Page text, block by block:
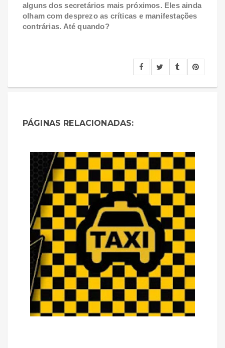
alguns dos secretários mais próximos. Eles ainda
olham com desprezo as críticas e manifestações
contrárias. Até quando?
PÁGINAS RELACIONADAS: